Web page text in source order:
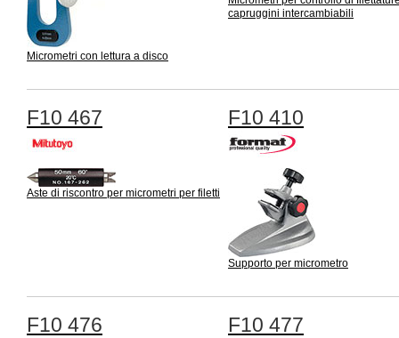
Micrometri con lettura a disco
capruggini intercambiabili
F10 467
Aste di riscontro per micrometri per filetti
F10 410
Supporto per micrometro
F10 476 F10 477